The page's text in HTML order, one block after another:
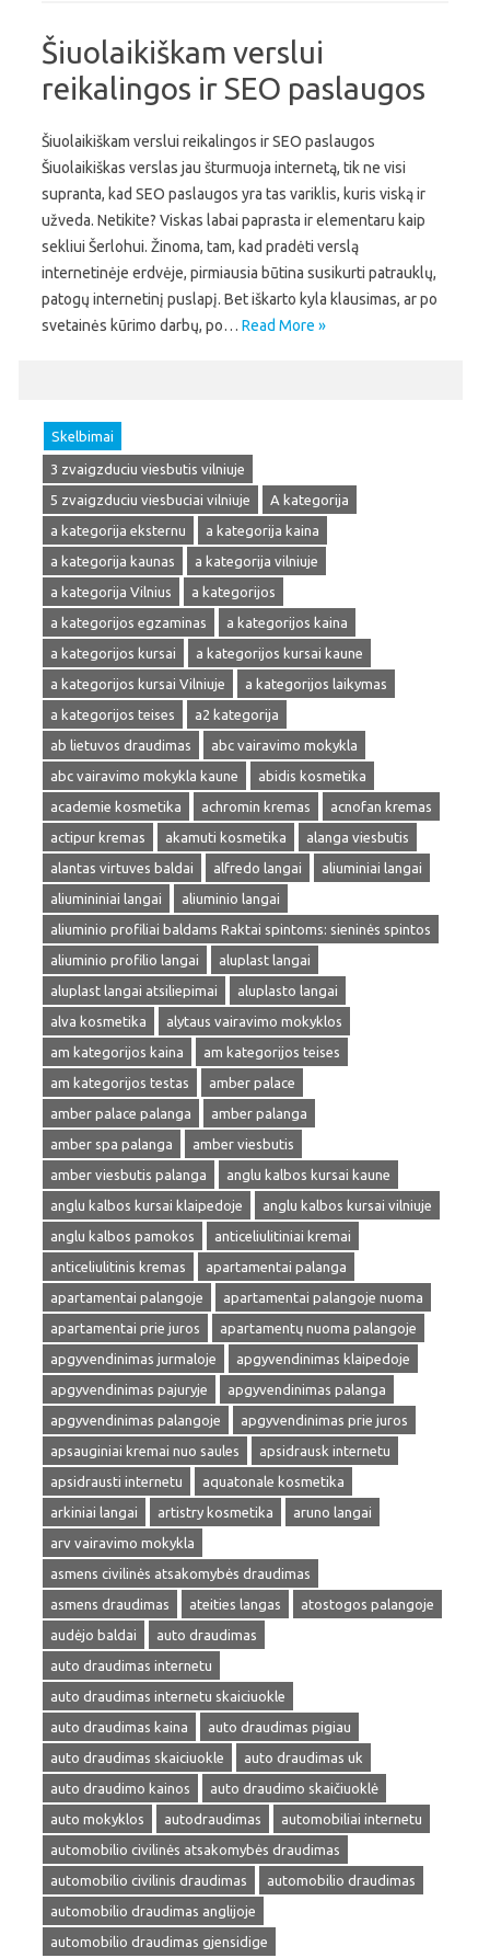
Šiuolaikiškam verslui
reikalingos ir SEO paslaugos
Šiuolaikiškam verslui reikalingos ir SEO paslaugos
Šiuolaikiškas verslas jau šturmuoja internetą, tik ne visi
supranta, kad SEO paslaugos yra tas variklis, kuris viską ir
užveda. Netikite? Viskas labai paprasta ir elementaru kaip
sekliui Šerlohui. Žinoma, tam, kad pradėti verslą
internetinėje erdvėje, pirmiausia būtina susikurti patrauklų,
patogų internetinį puslapį. Bet iškarto kyla klausimas, ar po
svetainės kūrimo darbų, po… Read More »
Skelbimai
3 zvaigzduciu viesbutis vilniuje
5 zvaigzduciu viesbuciai vilniuje
A kategorija
a kategorija eksternu
a kategorija kaina
a kategorija kaunas
a kategorija vilniuje
a kategorija Vilnius
a kategorijos
a kategorijos egzaminas
a kategorijos kaina
a kategorijos kursai
a kategorijos kursai kaune
a kategorijos kursai Vilniuje
a kategorijos laikymas
a kategorijos teises
a2 kategorija
ab lietuvos draudimas
abc vairavimo mokykla
abc vairavimo mokykla kaune
abidis kosmetika
academie kosmetika
achromin kremas
acnofan kremas
actipur kremas
akamuti kosmetika
alanga viesbutis
alantas virtuves baldai
alfredo langai
aliuminiai langai
aliumininiai langai
aliuminio langai
aliuminio profiliai baldams Raktai spintoms: sieninės spintos
aliuminio profilio langai
aluplast langai
aluplast langai atsiliepimai
aluplasto langai
alva kosmetika
alytaus vairavimo mokyklos
am kategorijos kaina
am kategorijos teises
am kategorijos testas
amber palace
amber palace palanga
amber palanga
amber spa palanga
amber viesbutis
amber viesbutis palanga
anglu kalbos kursai kaune
anglu kalbos kursai klaipedoje
anglu kalbos kursai vilniuje
anglu kalbos pamokos
anticeliulitiniai kremai
anticeliulitinis kremas
apartamentai palanga
apartamentai palangoje
apartamentai palangoje nuoma
apartamentai prie juros
apartamentų nuoma palangoje
apgyvendinimas jurmaloje
apgyvendinimas klaipedoje
apgyvendinimas pajuryje
apgyvendinimas palanga
apgyvendinimas palangoje
apgyvendinimas prie juros
apsauginiai kremai nuo saules
apsidrausk internetu
apsidrausti internetu
aquatonale kosmetika
arkiniai langai
artistry kosmetika
aruno langai
arv vairavimo mokykla
asmens civilinės atsakomybės draudimas
asmens draudimas
ateities langas
atostogos palangoje
audėjo baldai
auto draudimas
auto draudimas internetu
auto draudimas internetu skaiciuokle
auto draudimas kaina
auto draudimas pigiau
auto draudimas skaiciuokle
auto draudimas uk
auto draudimo kainos
auto draudimo skaičiuoklė
auto mokyklos
autodraudimas
automobiliai internetu
automobilio civilinės atsakomybės draudimas
automobilio civilinis draudimas
automobilio draudimas
automobilio draudimas anglijoje
automobilio draudimas gjensidige